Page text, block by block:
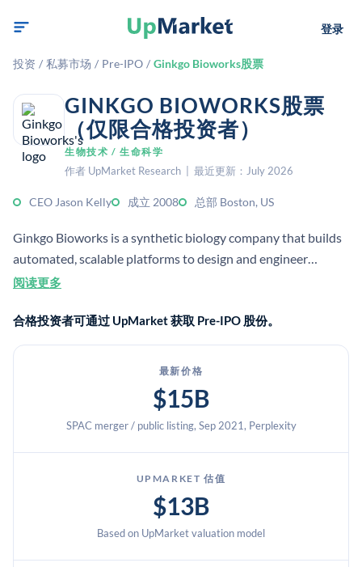
登录
投资 / 私募市场 / Pre-IPO / Ginkgo Bioworks股票
GINKGO BIOWORKS股票
（仅限合格投资者）
生物技术 / 生命科学
作者 UpMarket Research | 最近更新：July 2026
CEO Jason Kelly 成立 2008 总部 Boston, US
Ginkgo Bioworks is a synthetic biology company that builds
automated, scalable platforms to design and engineer
organisms for customers. It serves markets including
阅读更多
合格投资者可通过 UpMarket 获取 Pre-IPO 股份。
最新价格
$15B
SPAC merger / public listing, Sep 2021, Perplexity
UPMARKET 估值
$13B
Based on UpMarket valuation model